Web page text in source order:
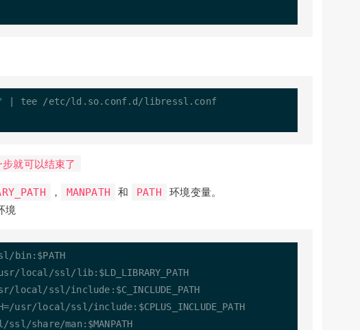
tee /etc/ld.so.conf.d/libressl.conf
就可以结束了
， MANPATH 和 PATH
环境变量。
境
/bin:$PATH
/local /ssl /lib:$LD_LIBRARY_PATH
/local /ssl /include:$C_INCLUDE_PATH
=/usr/local /ssl /include:$CPLUS_INCLUDE_PATH
/ssl /share/